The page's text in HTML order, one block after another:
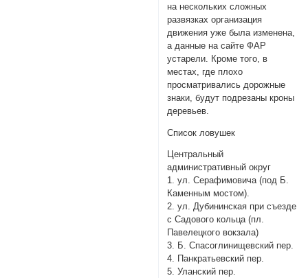
на нескольких сложных
развязках организация
движения уже была изменена,
а данные на сайте ФАР
устарели. Кроме того, в
местах, где плохо
просматривались дорожные
знаки, будут подрезаны кроны
деревьев.
Список ловушек
Центральный
административный округ
1. ул. Серафимовича (под Б.
Каменным мостом).
2. ул. Дубининская при съезде
с Садового кольца (пл.
Павелецкого вокзала)
3. Б. Спасоглинищевский пер.
4. Панкратьевский пер.
5. Уланский пер.